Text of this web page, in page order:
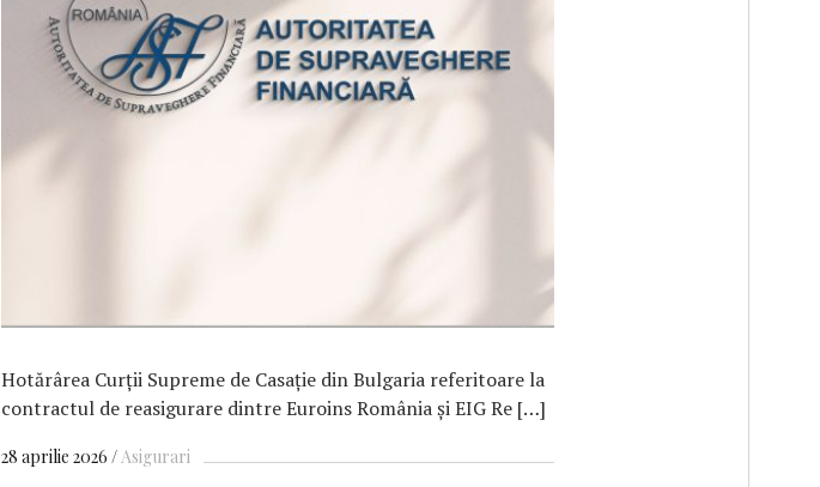
Hotărârea Curţii Supreme de Casaţie din Bulgaria referitoare la
contractul de reasigurare dintre Euroins România şi EIG Re […]
28 aprilie 2026 Asigurari